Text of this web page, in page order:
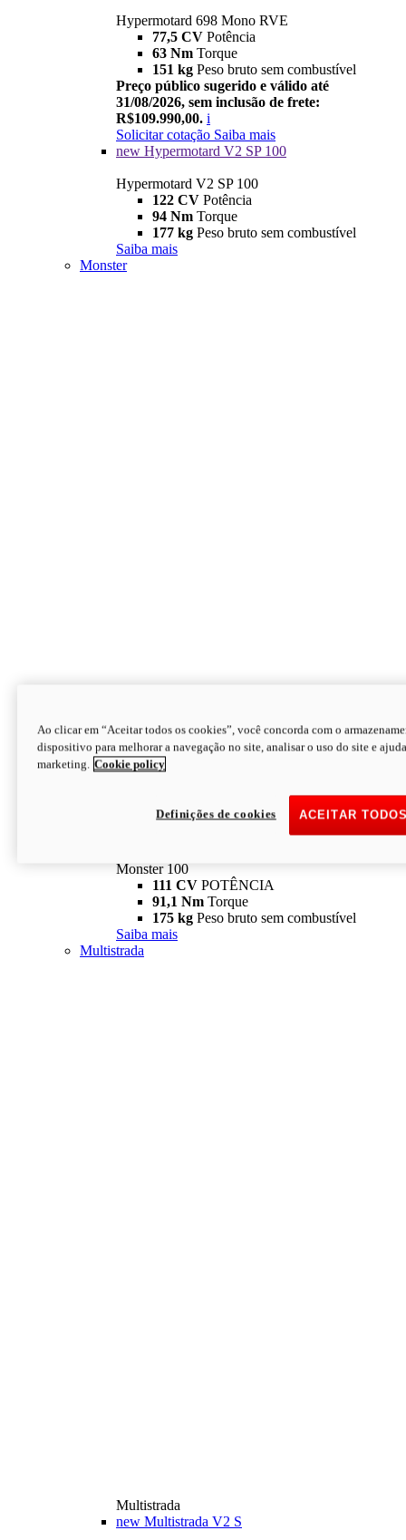
Hypermotard 698 Mono RVE
77,5 CV Potência
63 Nm Torque
151 kg Peso bruto sem combustível
Preço público sugerido e válido até
31/08/2026, sem inclusão de frete:
R$109.990,00. i
Solicitar cotação Saiba mais
new Hypermotard V2 SP 100
Hypermotard V2 SP 100
122 CV Potência
94 Nm Torque
177 kg Peso bruto sem combustível
Saiba mais
Monster
Monster
Monster 100
111 CV POTÊNCIA
91,1 Nm Torque
175 kg Peso bruto sem combustível
Saiba mais
Multistrada
Multistrada
new Multistrada V2 S
Ao clicar em “Aceitar todos os cookies”, você concorda com o
dispositivo para melhorar a navegação no site, analisar o uso do site e
marketing. Cookie policy
ACEITAR
Definições de cookies